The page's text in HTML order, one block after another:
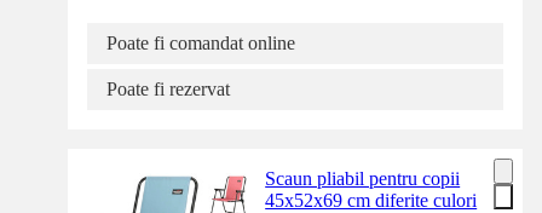
Poate fi comandat online
Poate fi rezervat
Scaun pliabil pentru copii
45x52x69 cm diferite culori